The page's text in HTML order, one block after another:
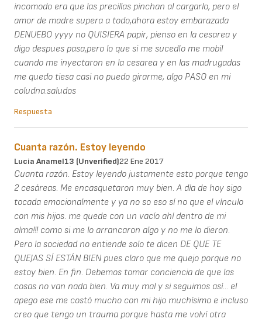
incomodo era que las precillas pinchan al cargarlo, pero el
amor de madre supera a todo,ahora estoy embarazada
DENUEBO yyyy no QUISIERA papir, pienso en la cesarea y
digo despues pasa,pero lo que si me sucedIo me mobil
cuando me inyectaron en la cesarea y en las madrugadas
me quedo tiesa casi no puedo girarme, algo PASO en mi
coludna.saludos
Respuesta
Cuanta razón. Estoy leyendo
Lucia Anamel13 (unverified)22 Ene 2017
Cuanta razón. Estoy leyendo justamente esto porque tengo
2 cesáreas. Me encasquetaron muy bien. A día de hoy sigo
tocada emocionalmente y ya no so eso sí no que el vínculo
con mis hijos. me quede con un vacío ahí dentro de mi
alma!!! como si me lo arrancaron algo y no me lo dieron.
Pero la sociedad no entiende solo te dicen DE QUE TE
QUEJAS SÍ ESTÁN BIEN pues claro que me quejo porque no
estoy bien. En fin. Debemos tomar conciencia de que las
cosas no van nada bien. Va muy mal y si seguimos así... el
apego ese me costó mucho con mi hijo muchísimo e incluso
creo que tengo un trauma porque hasta me volví otra